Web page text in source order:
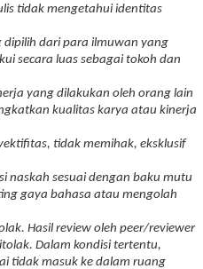
tidak mengetahui identitas
dipilih dari para ilmuwan yang
secara luas sebagai tokoh dan
yang dilakukan oleh orang lain
kualitas karya atau kinerja
tidak memihak, eksklusif
naskah sesuai dengan baku mutu
gaya bahasa atau mengolah
Hasil review oleh peer/reviewer
Dalam kondisi tertentu,
tidak masuk ke dalam ruang